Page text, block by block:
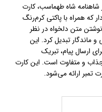
شاهنامه شاه طهماسب، کارت
همراه با پاکتی کرم‌رنگ
متن دلخواه در نظر
ماندگار تبدیل کرد. این
ارسال پیام، تبریک
و متفاوت است. این کارت